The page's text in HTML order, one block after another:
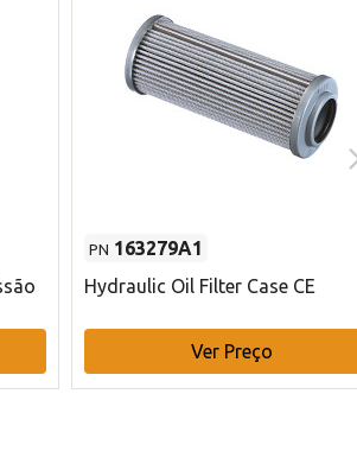
PN 163279A1
Hydraulic Oil Filter Case CE
Ver Preço